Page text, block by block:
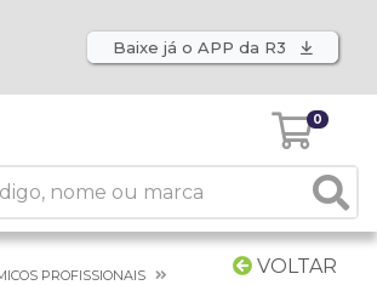
Baixe já o APP da R3
0
VOLTAR
PROFISSIONAIS